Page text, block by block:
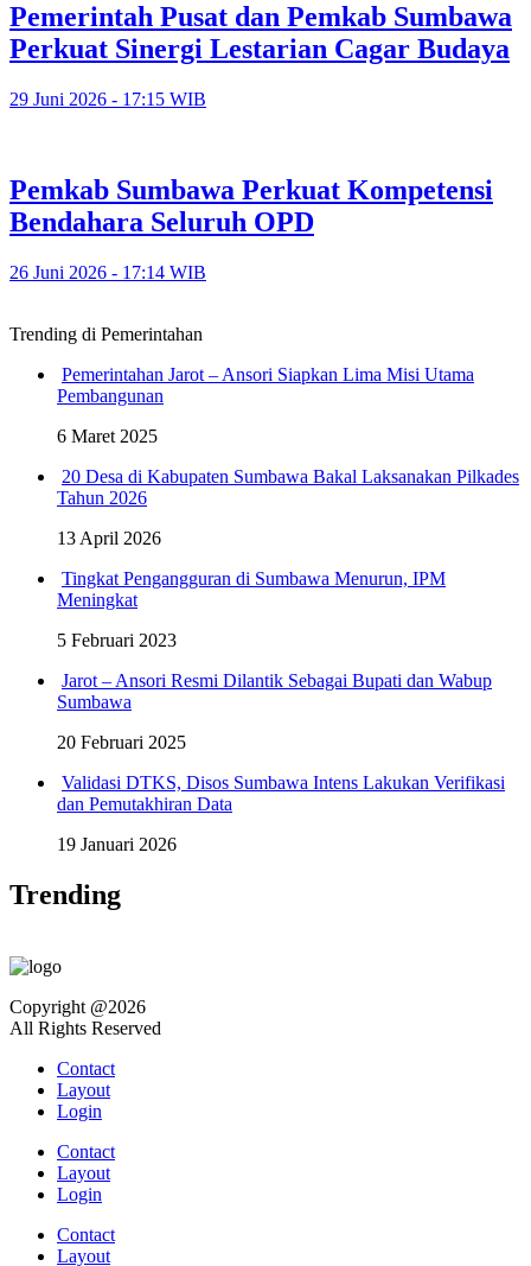
Pemerintah Pusat dan Pemkab Sumbawa
Perkuat Sinergi Lestarian Cagar Budaya
29 Juni 2026 - 17:15 WIB
Pemkab Sumbawa Perkuat Kompetensi
Bendahara Seluruh OPD
26 Juni 2026 - 17:14 WIB
Trending di Pemerintahan
Pemerintahan Jarot – Ansori Siapkan Lima Misi Utama
Pembangunan
6 Maret 2025
20 Desa di Kabupaten Sumbawa Bakal Laksanakan Pilkades
Tahun 2026
13 April 2026
Tingkat Pengangguran di Sumbawa Menurun, IPM
Meningkat
5 Februari 2023
Jarot – Ansori Resmi Dilantik Sebagai Bupati dan Wabup
Sumbawa
20 Februari 2025
Validasi DTKS, Disos Sumbawa Intens Lakukan Verifikasi
dan Pemutakhiran Data
19 Januari 2026
Trending
Copyright @2026
All Rights Reserved
Contact
Layout
Login
Contact
Layout
Login
Contact
Layout